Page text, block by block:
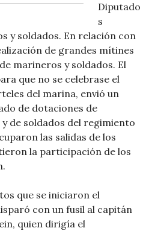
Diputado
s
y soldados. En relación con
de grandes mítines
marineros y soldados. El
que no se celebrase el
del marina, envió un
de dotaciones de
de soldados del regimiento
las salidas de los
la participación de los
que se iniciaron el
con un fusil al capitán
quien dirigía el